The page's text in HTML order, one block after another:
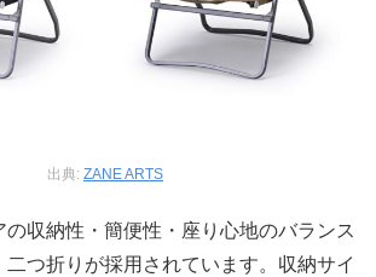
出典: ZANE ARTS
収納性・簡便性・座り心地のバランス
つ折りが採用されています。収納サイ